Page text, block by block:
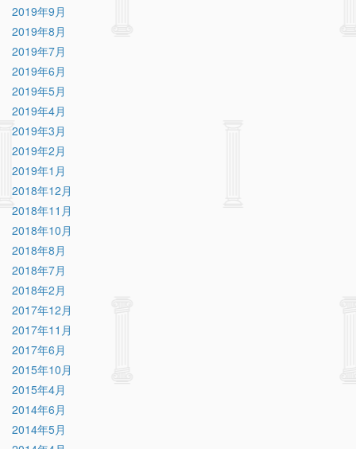
2019年9月
2019年8月
2019年7月
2019年6月
2019年5月
2019年4月
2019年3月
2019年2月
2019年1月
2018年12月
2018年11月
2018年10月
2018年8月
2018年7月
2018年2月
2017年12月
2017年11月
2017年6月
2015年10月
2015年4月
2014年6月
2014年5月